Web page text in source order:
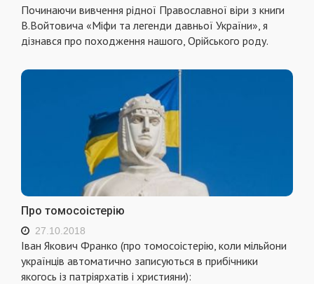
Починаючи вивчення рідної Православної віри з книги
В.Войтовича «Міфи та легенди давньої України», я
дізнався про походження нашого, Орійського роду.
Про томосоістерію
27.10.2018
Іван Якович Франко (про томосоістерію, коли мільйони
українців автоматично записуються в прибічники
якогось із патріярхатів і християни):